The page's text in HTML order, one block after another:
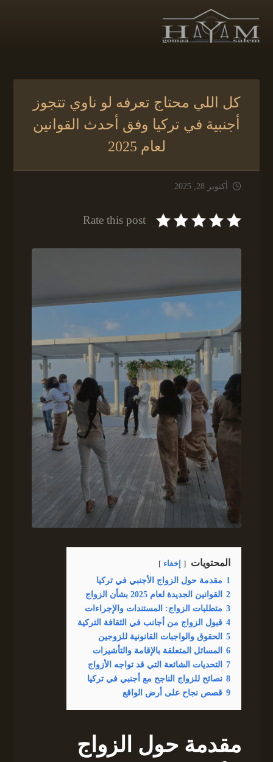
كل اللي محتاج تعرفه لو ناوي تتجوز
أجنبية في تركيا وفق أحدث القوانين
لعام 2025
أكتوبر 28, 2025
Rate this post
المحتويات إخفاء
1 مقدمة حول الزواج الأجنبي في تركيا
2 القوانين الجديدة لعام 2025 بشأن الزواج
3 متطلبات الزواج: المستندات والإجراءات
4 قبول الزواج من أجانب في الثقافة التركية
5 الحقوق والواجبات القانونية للزوجين
6 المسائل المتعلقة بالإقامة والتأشيرات
7 التحديات الشائعة التي قد تواجه الأزواج
8 نصائح للزواج الناجح مع أجنبي في تركيا
9 قصص نجاح على أرض الواقع
مقدمة حول الزواج